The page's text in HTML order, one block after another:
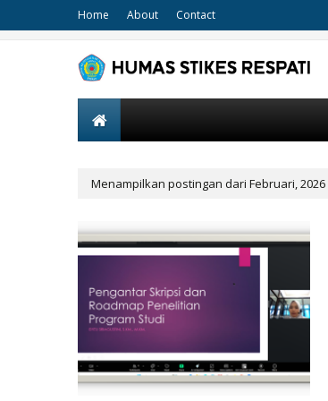
Home About Contact
Menampilkan postingan dari Februari, 2026